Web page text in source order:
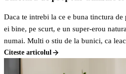
Daca te intrebi la ce e buna tinctura
ei bine, pe scurt, e un super-erou
numai. Multi o stiu de la bunici, ca
departe de adevar.
Citeste articolul